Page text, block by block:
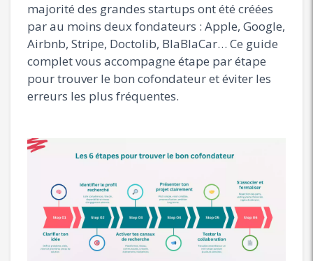
majorité des grandes startups ont été créées
par au moins deux fondateurs : Apple, Google,
Airbnb, Stripe, Doctolib, BlaBlaCar… Ce guide
complet vous accompagne étape par étape
pour trouver le bon cofondateur et éviter les
erreurs les plus fréquentes.